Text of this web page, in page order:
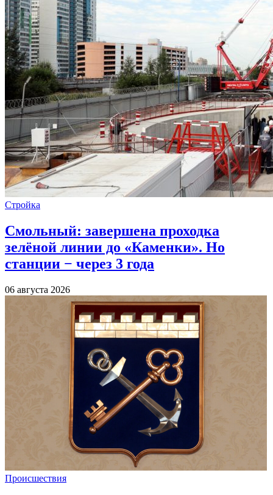
Стройка
Смольный: завершена проходка
зелёной линии до «Каменки». Но
станции − через 3 года
06 августа 2026
Происшествия